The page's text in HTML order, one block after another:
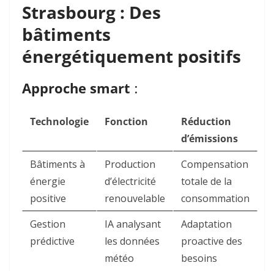
Strasbourg : Des
bâtiments
énergétiquement positifs
Approche smart :
Technologie Fonction
Réduction
d’émissions
Bâtiments à
énergie
positive
Production
d’électricité
renouvelable
Compensation
totale de la
consommation
Gestion
prédictive
IA analysant
les données
météo
Adaptation
proactive des
besoins